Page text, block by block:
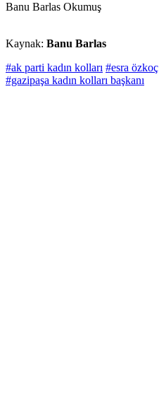
Banu Barlas Okumuş
Kaynak: Banu Barlas
#ak parti kadın kolları #esra özkoç
#gazipaşa kadın kolları başkanı